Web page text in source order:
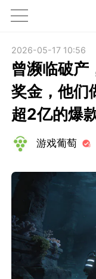
1X
2026-05-17 10:56
曾濒临破产
奖金，他们
超2亿的爆
游戏葡萄